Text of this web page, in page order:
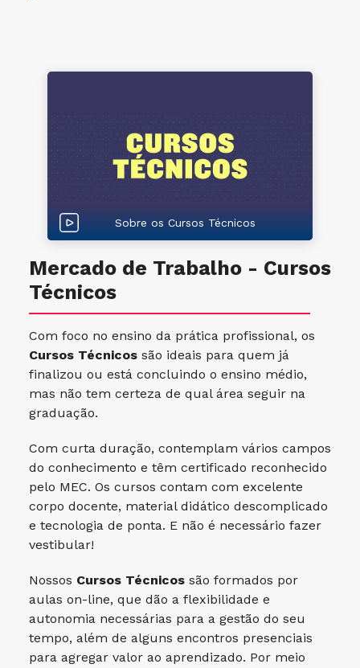
Mercado de Trabalho - Cursos
Técnicos
Com foco no ensino da prática profissional, os
Cursos Técnicos são ideais para quem já
finalizou ou está concluindo o ensino médio,
mas não tem certeza de qual área seguir na
graduação.
Com curta duração, contemplam vários campos
do conhecimento e têm certificado reconhecido
pelo MEC. Os cursos contam com excelente
corpo docente, material didático descomplicado
e tecnologia de ponta. E não é necessário fazer
vestibular!
Nossos Cursos Técnicos são formados por
aulas on-line, que dão a flexibilidade e
autonomia necessárias para a gestão do seu
tempo, além de alguns encontros presenciais
para agregar valor ao aprendizado. Por meio
Sobre os Cursos Técnicos